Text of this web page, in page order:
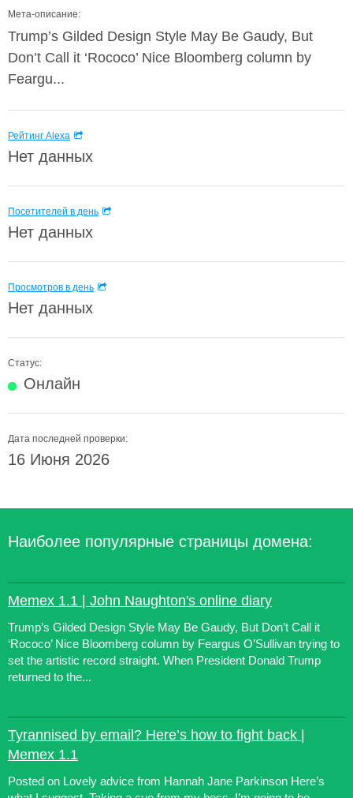
Мета-описание:
Trump’s Gilded Design Style May Be Gaudy, But
Don’t Call it ‘Rococo’ Nice Bloomberg column by
Feargu...
Рейтинг Alexa
Нет данных
Посетителей в день
Нет данных
Просмотров в день
Нет данных
Статус:
Онлайн
Дата последней проверки:
16 Июня 2026
Наиболее популярные страницы домена:
Memex 1.1 | John Naughton's online diary
Trump’s Gilded Design Style May Be Gaudy, But Don’t Call it
‘Rococo’ Nice Bloomberg column by Feargus O’Sullivan trying to
set the artistic record straight. When President Donald Trump
returned to the...
Tyrannised by email? Here’s how to fight back |
Memex 1.1
Posted on Lovely advice from Hannah Jane Parkinson Here’s